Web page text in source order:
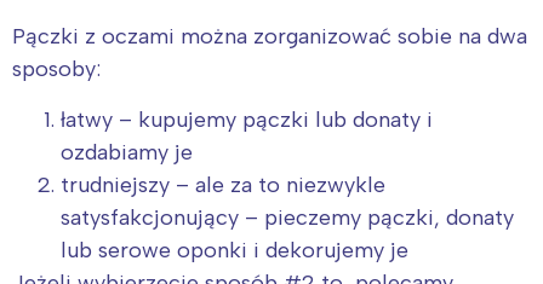
Pączki z oczami można zorganizować sobie na dwa
sposoby:
łatwy – kupujemy pączki lub donaty i
ozdabiamy je
trudniejszy – ale za to niezwykle
satysfakcjonujący – pieczemy pączki, donaty
lub serowe oponki i dekorujemy je